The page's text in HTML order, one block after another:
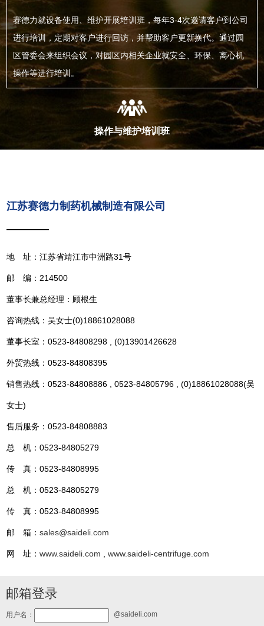
赛德力就设备使用、维护开展培训班，每年3-4次邀请客户到公司
进行培训，定期对客户进行回访，并帮助客户更新换代。通过园
区管委会来组织会议，对园区内相关企业就安全、环保、离心机
操作等进行培训。
操作与维护培训班
江苏赛德力制药机械制造有限公司
地 址：江苏省靖江市中洲路31号
邮 编：214500
董事长兼总经理：顾根生
咨询热线：吴女士(0)18861028088
董事长室：0523-84808298 , (0)13901426628
外贸热线：0523-84808395
销售热线：0523-84808886 , 0523-84805796 , (0)18861028088(吴
女士)
售后服务：0523-84808883
总 机：0523-84805279
传 真：0523-84808995
总 机：0523-84805279
传 真：0523-84808995
邮 箱：sales@saideli.com
网 址：www.saideli.com ,www.saideli-centrifuge.com
邮箱登录
用户名： @saideli.com